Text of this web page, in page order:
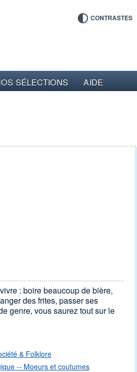
CONTRASTES
SÉLECTIONS AIDE
: boire beaucoup de bière,
des frites, passer ses
genre, vous saurez tout sur le
& Folklore
-- Moeurs et coutumes